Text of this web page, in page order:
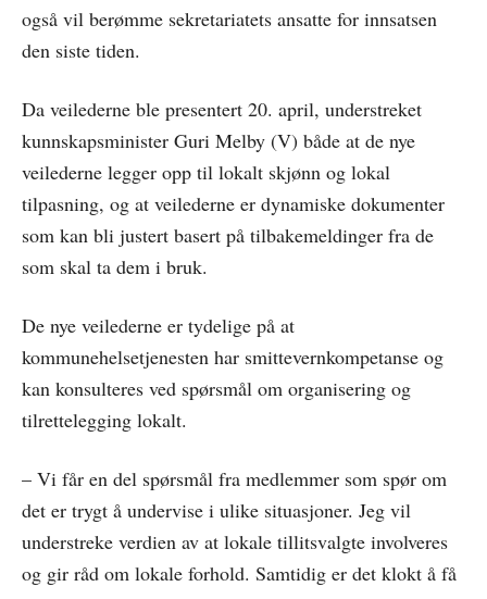
også vil berømme sekretariatets ansatte for innsatsen
den siste tiden.
Da veilederne ble presentert 20. april, understreket
kunnskapsminister Guri Melby (V) både at de nye
veilederne legger opp til lokalt skjønn og lokal
tilpasning, og at veilederne er dynamiske dokumenter
som kan bli justert basert på tilbakemeldinger fra de
som skal ta dem i bruk.
De nye veilederne er tydelige på at
kommunehelsetjenesten har smittevernkompetanse og
kan konsulteres ved spørsmål om organisering og
tilrettelegging lokalt.
– Vi får en del spørsmål fra medlemmer som spør om
det er trygt å undervise i ulike situasjoner. Jeg vil
understreke verdien av at lokale tillitsvalgte involveres
og gir råd om lokale forhold. Samtidig er det klokt å få